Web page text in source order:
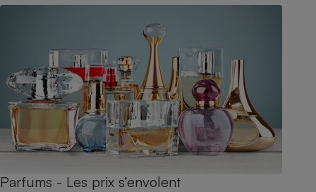
Parfums - Les prix s’envolent